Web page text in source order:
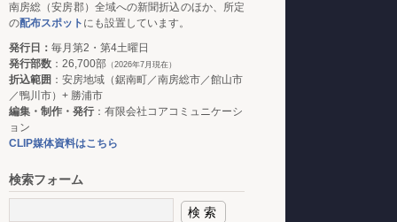
南房総（安房郡）全域への新聞折込のほか、所定
の配布スポット にも設置しています。
発行日： 毎月第2・第4土曜日
発行部数 ：26,700部 （2026年7月現在）
折込範囲 ：安房地域（鋸南町／南房総市／館山市
／鴨川市）+ 勝浦市
編集・制作・発行：有限会社コアコミュニケーシ
ョン
CLIP媒体資料はこちら
検索フォーム